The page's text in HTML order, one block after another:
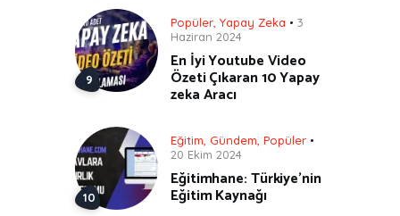
Popüler Yapay Zeka
3
Haziran 2024
En İyi Youtube Video
Özeti Çıkaran 10 Yapay
zeka Aracı
Eğitim Gündem Popüler
20 Ekim 2024
Eğitimhane: Türkiye’nin
Eğitim Kaynağı